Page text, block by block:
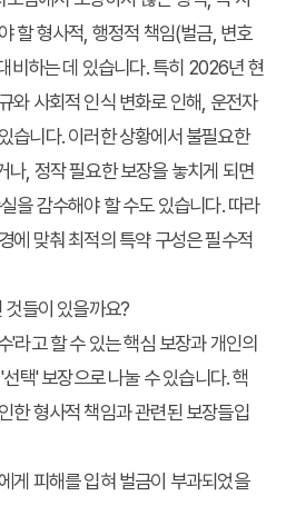
할 형사적, 행정적 책임(벌금, 변호
비하는 데 있습니다. 특히 2026년 현
와 사회적 인식 변화로 인해, 운전자
습니다. 이러한 상황에서 불필요한
나, 정작 필요한 보장을 놓치게 되면
을 감수해야 할 수도 있습니다. 따라
에 맞춰 최적의 특약 구성은 필수적
것들이 있을까요?
'라고 할 수 있는 핵심 보장과 개인의
택' 보장으로 나눌 수 있습니다. 핵
한 형사적 책임과 관련된 보장들입
게 피해를 입혀 벌금이 부과되었을